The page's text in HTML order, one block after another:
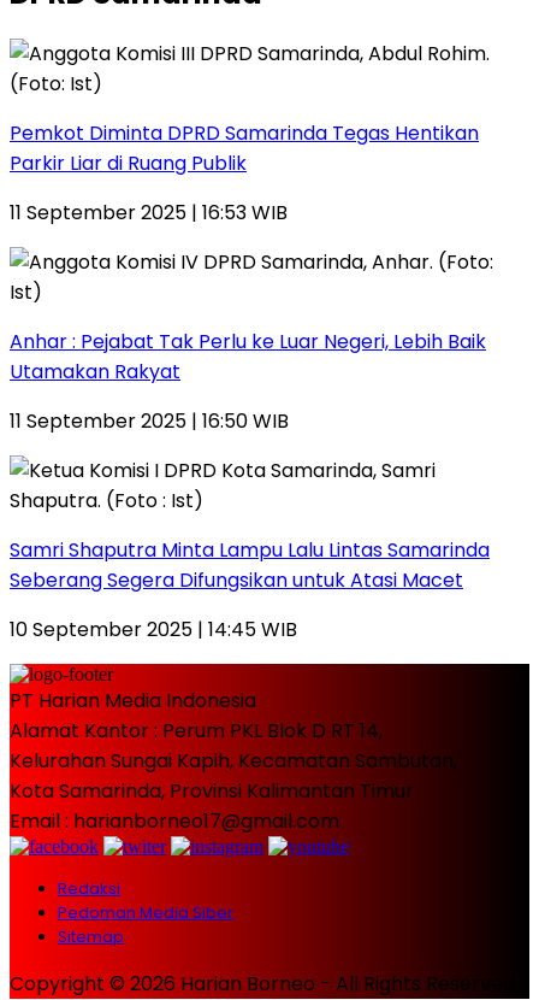
Pemkot Diminta DPRD Samarinda Tegas Hentikan
Parkir Liar di Ruang Publik
11 September 2025 | 16:53 WIB
Anhar : Pejabat Tak Perlu ke Luar Negeri, Lebih Baik
Utamakan Rakyat
11 September 2025 | 16:50 WIB
Samri Shaputra Minta Lampu Lalu Lintas Samarinda
Seberang Segera Difungsikan untuk Atasi Macet
10 September 2025 | 14:45 WIB
PT Harian Media Indonesia
Alamat Kantor : Perum PKL Blok D RT 14,
Kelurahan Sungai Kapih, Kecamatan Sambutan,
Kota Samarinda, Provinsi Kalimantan Timur
Email : harianborneo17@gmail.com
Redaksi
Pedoman Media Siber
Sitemap
Copyright © 2026 Harian Borneo - All Rights Reserved